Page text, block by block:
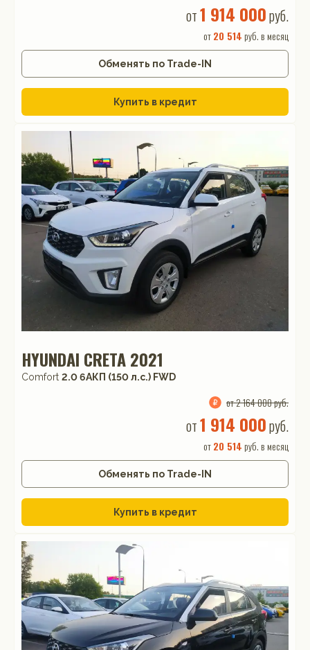
от1 914 000руб.
от20 514 руб. в месяц
Обменять по Trade-IN
Купить в кредит
HYUNDAI CRETA 2021
Comfort 2.0 6AКП (150 л.с.) FWD
от 2 164 000 руб.
от1 914 000руб.
от20 514 руб. в месяц
Обменять по Trade-IN
Купить в кредит